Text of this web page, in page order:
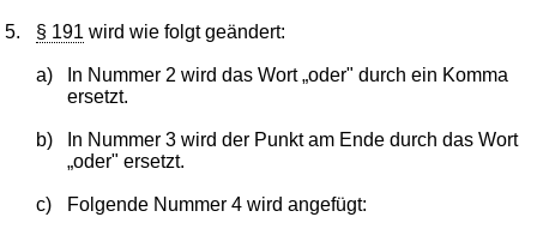
5. § 191 wird wie folgt geändert:
a)
In Nummer 2 wird das Wort „oder" durch ein Komma
ersetzt.
b)
In Nummer 3 wird der Punkt am Ende durch das Wort
„oder" ersetzt.
c) Folgende Nummer 4 wird angefügt: